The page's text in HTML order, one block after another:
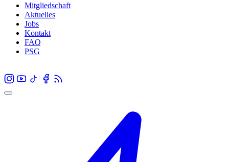
Mitgliedschaft
Aktuelles
Jobs
Kontakt
FAQ
PSG